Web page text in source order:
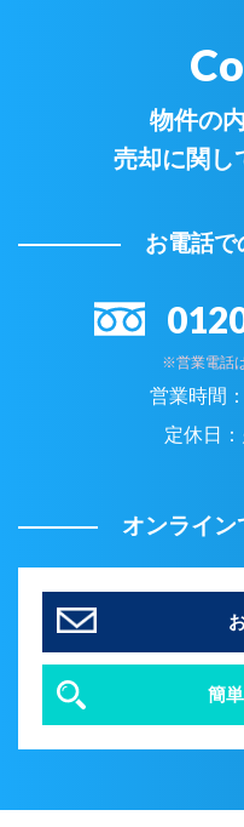
物件の
売却に関し
お電話で
※営業電話
営業時間：
定休日：
オンライン
簡